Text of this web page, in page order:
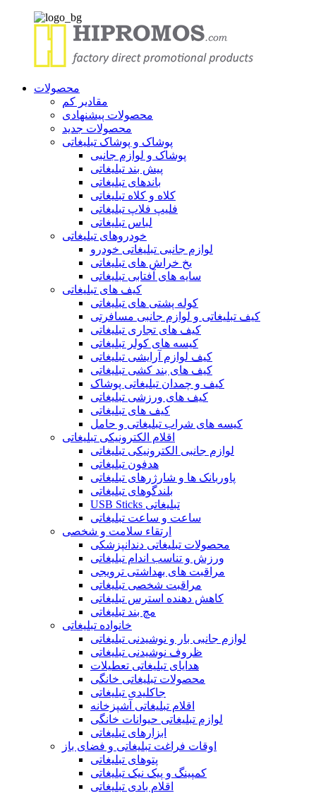
محصولات
مقادیر کم
محصولات پیشنهادی
محصولات جدید
پوشاک و پوشاک تبلیغاتی
پوشاک و لوازم جانبی
پیش بند تبلیغاتی
باندهای تبلیغاتی
کلاه و کلاه تبلیغاتی
فلیپ فلاپ تبلیغاتی
لباس تبلیغاتی
خودروهای تبلیغاتی
لوازم جانبی تبلیغاتی خودرو
یخ خراش های تبلیغاتی
سایه های آفتابی تبلیغاتی
کیف های تبلیغاتی
کوله پشتی های تبلیغاتی
کیف تبلیغاتی و لوازم جانبی مسافرتی
کیف های تجاری تبلیغاتی
کیسه های کولر تبلیغاتی
کیف لوازم آرایشی تبلیغاتی
کیف های بند کشی تبلیغاتی
کیف و چمدان تبلیغاتی پوشاک
کیف های ورزشی تبلیغاتی
کیف های تبلیغاتی
کیسه های شراب تبلیغاتی و حامل
اقلام الکترونیکی تبلیغاتی
لوازم جانبی الکترونیکی تبلیغاتی
هدفون تبلیغاتی
پاوربانک ها و شارژرهای تبلیغاتی
بلندگوهای تبلیغاتی
USB Sticks تبلیغاتی
ساعت و ساعت تبلیغاتی
ارتقاء سلامت و شخصی
محصولات تبلیغاتی دندانپزشکی
ورزش و تناسب اندام تبلیغاتی
مراقبت های بهداشتی ترویجی
مراقبت شخصی تبلیغاتی
کاهش دهنده استرس تبلیغاتی
مچ بند تبلیغاتی
خانواده تبلیغاتی
لوازم جانبی بار و نوشیدنی تبلیغاتی
ظروف نوشیدنی تبلیغاتی
هدایای تبلیغاتی تعطیلات
محصولات تبلیغاتی خانگی
جاکلیدی تبلیغاتی
اقلام تبلیغاتی آشپزخانه
لوازم تبلیغاتی حیوانات خانگی
ابزارهای تبلیغاتی
اوقات فراغت تبلیغاتی و فضای باز
پتوهای تبلیغاتی
کمپینگ و پیک نیک تبلیغاتی
اقلام بادی تبلیغاتی